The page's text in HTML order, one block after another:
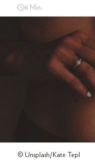
6 Min.
© Unsplash/Kate Tepl